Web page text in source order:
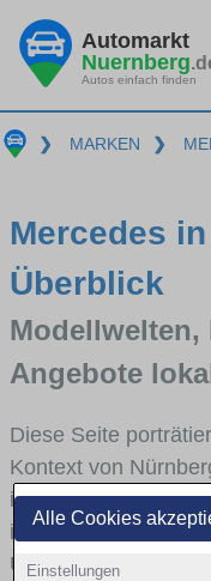
Alle Cookies
Einstellungen
Automarkt
Nuernberg
Autos einfach finden
❯ MARKEN ❯
Mercedes
Überblick
Modellwelten,
Angebote
Diese Seite
Kontext von
in welchen
ist, welche
Umlandverkehr zu